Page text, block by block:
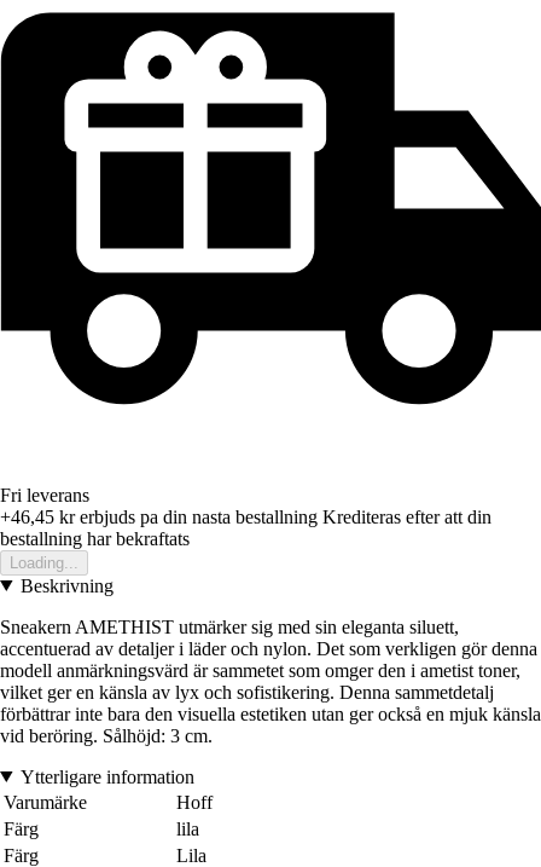
Fri leverans
+46,45 krerbjuds pa din nasta bestallning Krediteras efter att din
bestallning har bekraftats
Loading...
Beskrivning
Sneakern AMETHIST utmärker sig med sin eleganta siluett,
accentuerad av detaljer i läder och nylon. Det som verkligen gör denna
modell anmärkningsvärd är sammetet som omger den i ametist toner,
vilket ger en känsla av lyx och sofistikering. Denna sammetdetalj
förbättrar inte bara den visuella estetiken utan ger också en mjuk känsla
vid beröring. Sålhöjd: 3 cm.
Ytterligare information
Varumärke
Hoff
Färg
lila
Färg
Lila